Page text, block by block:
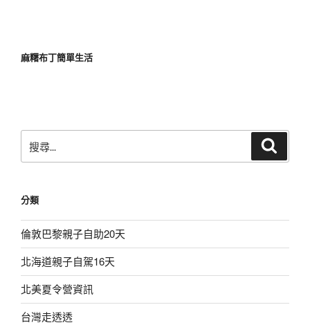
麻糬布丁簡單生活
尋
字:
分類
倫敦巴黎親子自助20天
北海道親子自駕16天
北美夏令營資訊
台灣走透透